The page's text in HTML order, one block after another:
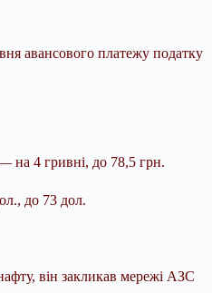
авансового платежу податку
на 4 гривні, до 78,5 грн.
до 73 дол.
він закликав мережі АЗС